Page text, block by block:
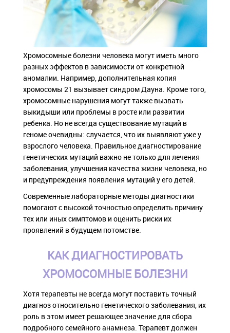
Хромосомные болезни человека могут иметь много
разных эффектов в зависимости от конкретной
аномалии. Например, дополнительная копия
хромосомы 21 вызывает синдром Дауна. Кроме того,
хромосомные нарушения могут также вызвать
выкидыши или проблемы в росте или развитии
ребенка. Но не всегда существование мутаций в
геноме очевидны: случается, что их выявляют уже у
взрослого человека. Правильное диагностирование
генетических мутаций важно не только для лечения
заболевания, улучшения качества жизни человека, но
и предупреждения появления мутаций у его детей.
Современные лабораторные методы диагностики
помогают с высокой точностью определить причину
тех или иных симптомов и оценить риски их
проявлений в будущем потомстве.
КАК ДИАГНОСТИРОВАТЬ
ХРОМОСОМНЫЕ БОЛЕЗНИ
Хотя терапевты не всегда могут поставить точный
диагноз относительно генетического заболевания, их
роль в этом имеет решающее значение для сбора
подробного семейного анамнеза. Терапевт должен